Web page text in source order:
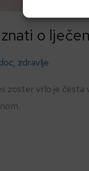
o
, zdravlje
zoster vrlo je česta